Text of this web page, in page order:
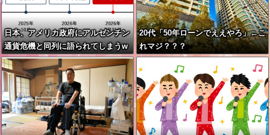
日本、アメリカ政府にアルゼンチン
通貨危機と同列に語られてしまうw
wwwwwもうすでに158円に戻る
20代「50年ローンでええやろ」←こ
れマジ？？？